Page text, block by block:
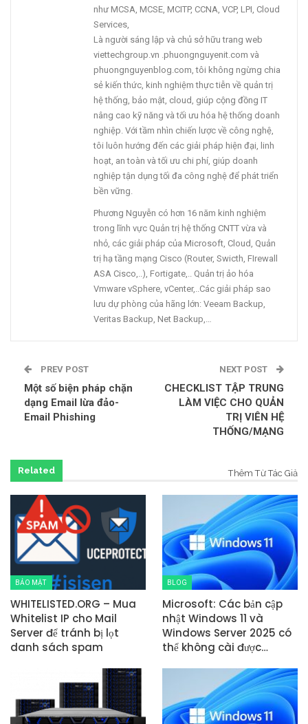
như MCSA, MCSE, MCITP, CCNA, VCP, LPI, Cloud
Services,
Là người sáng lập và chủ sở hữu trang web
viettechgroup.vn .phuongnguyenit.com và
phuongnguyenblog.com, tôi không ngừng chia
sẻ kiến thức, kinh nghiệm thực tiễn về quản trị
hệ thống, bảo mật, cloud, giúp cộng đồng IT
nâng cao kỹ năng và tối ưu hóa hệ thống doanh
nghiệp. Với tầm nhìn chiến lược về công nghệ,
tôi luôn hướng đến các giải pháp hiện đại, linh
hoạt, an toàn và tối ưu chi phí, giúp doanh
nghiệp tận dụng tối đa công nghệ để phát triển
bền vững.
Phương Nguyễn có hơn 16 năm kinh nghiệm
trong lĩnh vực Quản trị hệ thống CNTT vừa và
nhỏ, các giải pháp của Microsoft, Cloud, Quản
trị hạ tầng mạng Cisco (Router, Swicth, FIrewall
ASA Cisco,..), Fortigate,.. Quản trị ảo hóa
Vmware vSphere, vCenter,..Các giải pháp sao
lưu dự phòng của hãng lớn: Veeam Backup,
Veritas Backup, Net Backup,…
PREV POST
Một số biện pháp chặn
dạng Email lừa đảo-
Email Phishing
NEXT POST
CHECKLIST TẬP TRUNG
LÀM VIỆC CHO QUẢN
TRỊ VIÊN HỆ
THỐNG/MẠNG
Related Thêm Từ Tác Giả
BẢO MẬT
WHITELISTED.ORG – Mua
Whitelist IP cho Mail
Server để tránh bị lọt
danh sách spam
BLOG
Microsoft: Các bản cập
nhật Windows 11 và
Windows Server 2025 có
thể không cài được…